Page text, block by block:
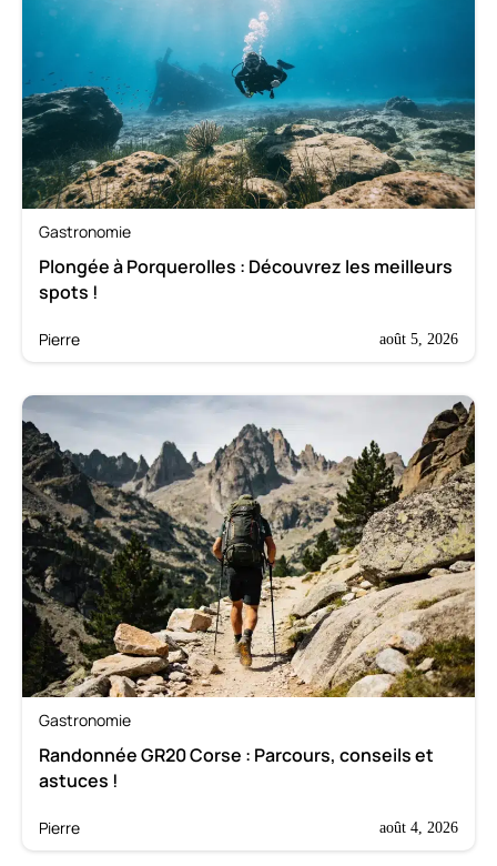
Gastronomie
Plongée à Porquerolles : Découvrez les meilleurs
spots !
Pierre août 5, 2026
Gastronomie
Randonnée GR20 Corse : Parcours, conseils et
astuces !
Pierre août 4, 2026